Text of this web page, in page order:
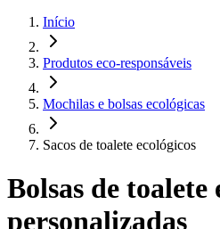
Início
Produtos eco-responsáveis
Mochilas e bolsas ecológicas
Sacos de toalete ecológicos
Bolsas de toalete
personalizadas